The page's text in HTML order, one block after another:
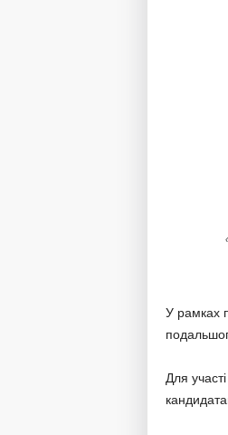
У рамках
Для